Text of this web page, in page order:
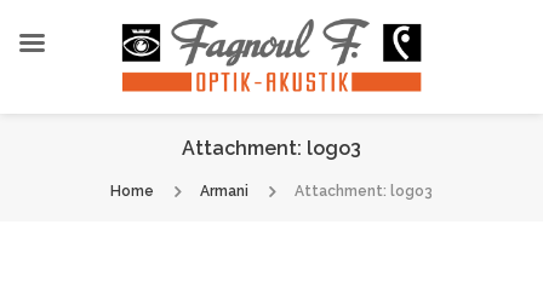
Attachment: logo3
Home Armani Attachment: logo3